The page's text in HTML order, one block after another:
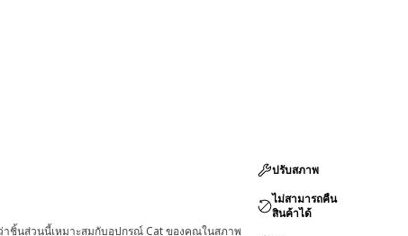
ชิ้นส่วนนี้เหมาะสมกับอุปกรณ์ Cat ของคุณในสภาพ
ปรับสภาพ
ไม่สามารถคืน
สินค้าได้